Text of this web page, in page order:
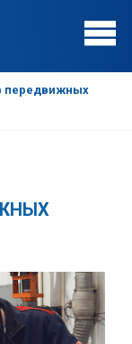
передвижных